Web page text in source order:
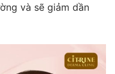
và sẽ giảm dần